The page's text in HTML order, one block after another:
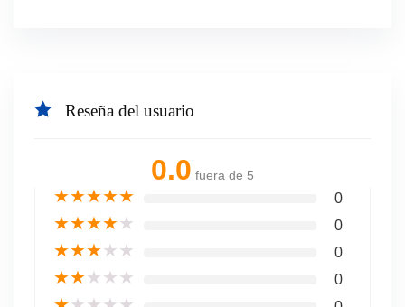
Reseña del usuario
0.0 fuera de 5
★★★★★ 0
★★★★★ 0
★★★★★ 0
★★★★★ 0